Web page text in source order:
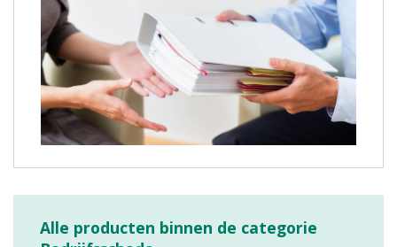
Alle producten binnen de categorie